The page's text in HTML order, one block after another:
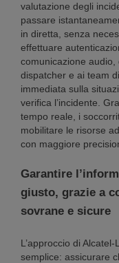
valutazione degli
passare
in diretta, senza
effettuare
comunicazione
dispatcher e ai team
immediata sulla
verifica l’incidente.
tempo reale, i
mobilitare le risorse
con maggiore
Garantire
giusto, grazie a
sovrane e sicure
L’approccio di
semplice: assicurare